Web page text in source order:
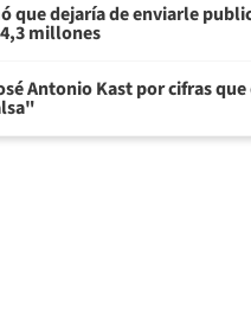
que dejaría de enviarle
millones
Antonio Kast por cifras